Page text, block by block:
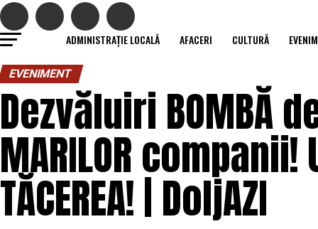
ADMINISTRAȚIE LOCALĂ AFACERI CULTURĂ
EVENIMENT
Dezvăluiri BOMBĂ
MARILOR
TĂCEREA! | DoljAZI